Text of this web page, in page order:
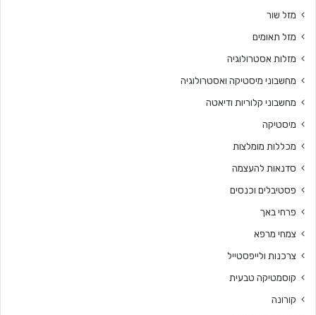
מזל שור
מזל תאומים
מזלות אסטרולוגיה
מחשבוני מיסטיקה ואסטרולוגיה
מחשבוני קלוריות ודיאטה
מיסטיקה
מכללות מומלצות
סדנאות להעצמה
פסטיבלים וכנסים
פרחי באך
צמחי מרפא
צרכנות ולייפסטייל
קוסמטיקה טבעית
קורונה